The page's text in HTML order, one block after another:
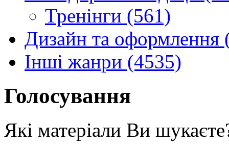
Тренінги (561)
Дизайн та оформлення
Інші жанри (4535)
Голосування
Які матеріали Ви